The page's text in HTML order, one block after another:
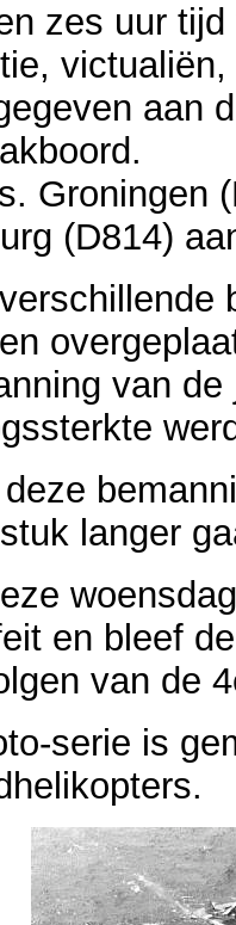
zes uur
aan
Groningen
(D814)
van
langer
en bleef
van de
serie is